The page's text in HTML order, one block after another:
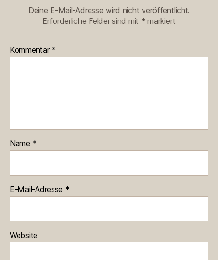
Deine E-Mail-Adresse wird nicht veröffentlicht.
Erforderliche Felder sind mit * markiert
Kommentar *
Name *
E-Mail-Adresse *
Website